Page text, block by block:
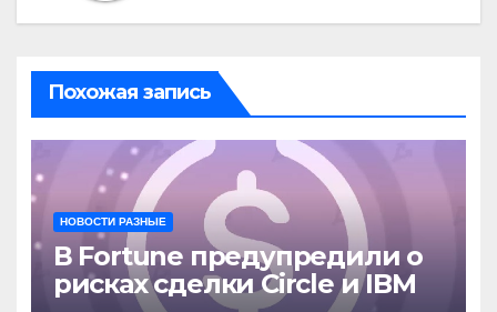
Похожая запись
НОВОСТИ РАЗНЫЕ
В Fortune предупредили о
рисках сделки Circle и IBM